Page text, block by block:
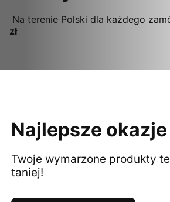
Na terenie Polski dla każdego
zł
Najlepsze okazje
Twoje wymarzone produkty
taniej!